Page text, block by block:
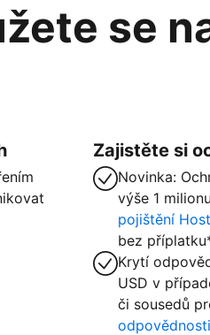
se
Zajistěte si
Novinka:
výše 1
pojištění
bez
Krytí
USD v
či sousedů